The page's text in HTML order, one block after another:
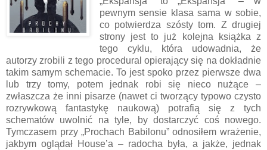
pewnym sensie klasa sama w sobie,
co potwierdza szósty tom. Z drugiej
strony jest to już kolejna książka z
tego cyklu, która udowadnia, że
autorzy zrobili z tego procedural opierający się na dokładnie
takim samym schemacie. To jest spoko przez pierwsze dwa
lub trzy tomy, potem jednak robi się nieco nużące –
zwłaszcza że inni pisarze (nawet ci tworzący typowo czysto
rozrywkową fantastykę naukową) potrafią się z tych
schematów uwolnić na tyle, by dostarczyć coś nowego.
Tymczasem przy „Prochach Babilonu” odnosiłem wrażenie,
jakbym oglądał House’a – radocha była, a jakże, jednak